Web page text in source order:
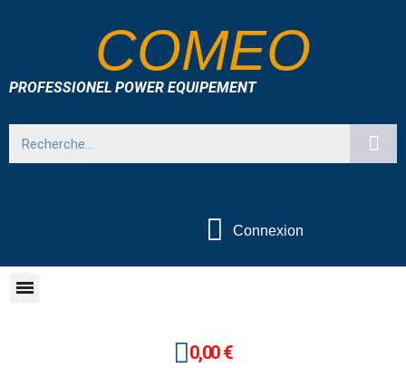
COMEO
PROFESSIONEL POWER EQUIPEMENT
Connexion
0,00 €